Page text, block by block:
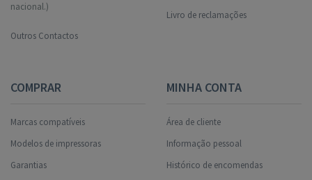
nacional.)
Outros Contactos
Livro de reclamações
COMPRAR
Marcas compatíveis
Modelos de impressoras
Garantias
MINHA CONTA
Área de cliente
Informação pessoal
Histórico de encomendas